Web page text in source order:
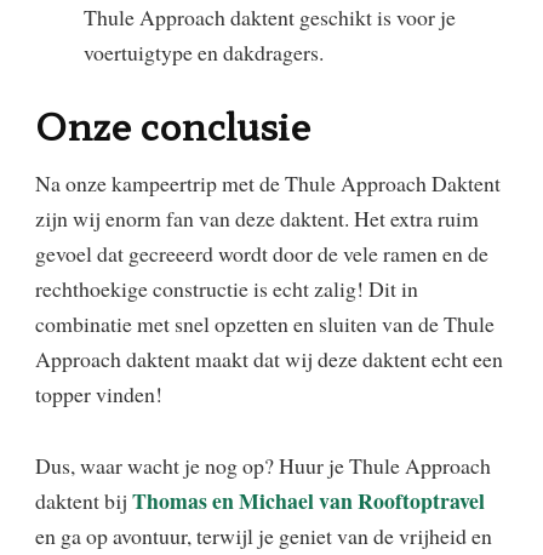
Thule Approach daktent geschikt is voor je
voertuigtype en dakdragers.
Onze conclusie
Na onze kampeertrip met de Thule Approach Daktent
zijn wij enorm fan van deze daktent. Het extra ruim
gevoel dat gecreeerd wordt door de vele ramen en de
rechthoekige constructie is echt zalig! Dit in
combinatie met snel opzetten en sluiten van de Thule
Approach daktent maakt dat wij deze daktent echt een
topper vinden!
Dus, waar wacht je nog op? Huur je Thule Approach
daktent bij Thomas en Michael van Rooftoptravel
en ga op avontuur, terwijl je geniet van de vrijheid en